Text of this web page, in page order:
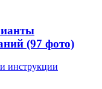
(97 фото)
инструкции